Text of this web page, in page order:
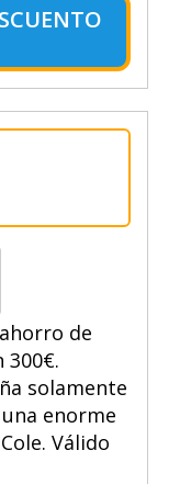
de
300€.
solamente
enorme
Válido